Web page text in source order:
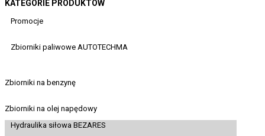
KATEGORIE PRODUKTÓW
Promocje
Zbiorniki paliwowe AUTOTECHMA
Zbiorniki na benzynę
Zbiorniki na olej napędowy
Hydraulika siłowa BEZARES